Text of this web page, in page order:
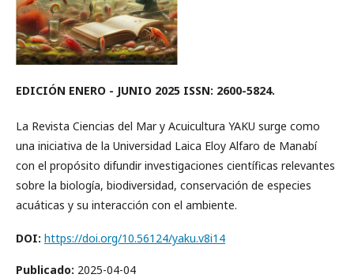
EDICIÓN ENERO - JUNIO 2025 ISSN: 2600-5824.
La Revista Ciencias del Mar y Acuicultura YAKU surge como
una iniciativa de la Universidad Laica Eloy Alfaro de Manabí
con el propósito difundir investigaciones científicas relevantes
sobre la biología, biodiversidad, conservación de especies
acuáticas y su interacción con el ambiente.
DOI: https://doi.org/10.56124/yaku.v8i14
Publicado: 2025-04-04